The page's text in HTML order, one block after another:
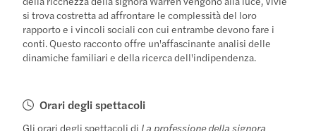
si trova costretta ad affrontare le complessità del loro
rapporto e i vincoli sociali con cui entrambe devono fare i
conti. Questo racconto offre un'affascinante analisi delle
dinamiche familiari e della ricerca dell'indipendenza.
Orari degli spettacoli
Gli orari degli spettacoli di La professione della signora